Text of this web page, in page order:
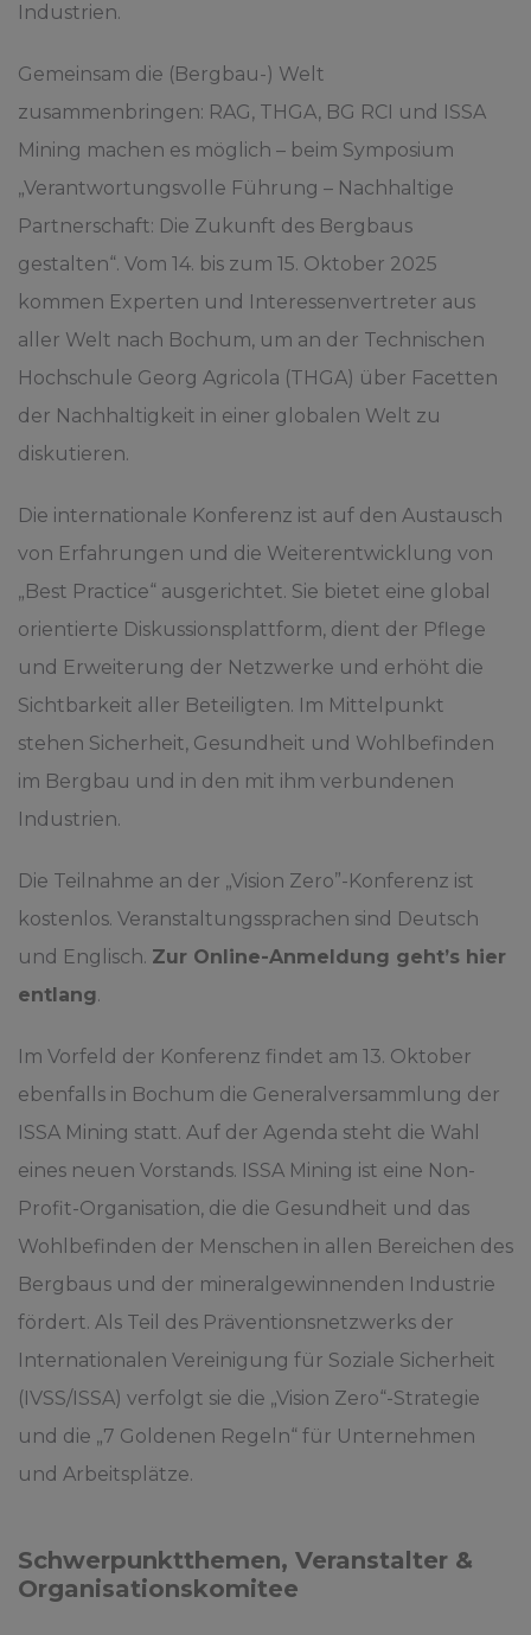
Industrien.
Gemeinsam die (Bergbau-) Welt
zusammenbringen: RAG, THGA, BG RCI und ISSA
Mining machen es möglich – beim Symposium
„Verantwortungsvolle Führung – Nachhaltige
Partnerschaft: Die Zukunft des Bergbaus
gestalten“. Vom 14. bis zum 15. Oktober 2025
kommen Experten und Interessenvertreter aus
aller Welt nach Bochum, um an der Technischen
Hochschule Georg Agricola (THGA) über Facetten
der Nachhaltigkeit in einer globalen Welt zu
diskutieren.
Die internationale Konferenz ist auf den Austausch
von Erfahrungen und die Weiterentwicklung von
„Best Practice“ ausgerichtet. Sie bietet eine global
orientierte Diskussionsplattform, dient der Pflege
und Erweiterung der Netzwerke und erhöht die
Sichtbarkeit aller Beteiligten. Im Mittelpunkt
stehen Sicherheit, Gesundheit und Wohlbefinden
im Bergbau und in den mit ihm verbundenen
Industrien.
Die Teilnahme an der „Vision Zero”-Konferenz ist
kostenlos. Veranstaltungssprachen sind Deutsch
und Englisch. Zur Online-Anmeldung geht’s hier
entlang.
Im Vorfeld der Konferenz findet am 13. Oktober
ebenfalls in Bochum die Generalversammlung der
ISSA Mining statt. Auf der Agenda steht die Wahl
eines neuen Vorstands. ISSA Mining ist eine Non-
Profit-Organisation, die die Gesundheit und das
Wohlbefinden der Menschen in allen Bereichen des
Bergbaus und der mineralgewinnenden Industrie
fördert. Als Teil des Präventionsnetzwerks der
Internationalen Vereinigung für Soziale Sicherheit
(IVSS/ISSA) verfolgt sie die „Vision Zero“-Strategie
und die „7 Goldenen Regeln“ für Unternehmen
und Arbeitsplätze.
Schwerpunktthemen, Veranstalter &
Organisationskomitee